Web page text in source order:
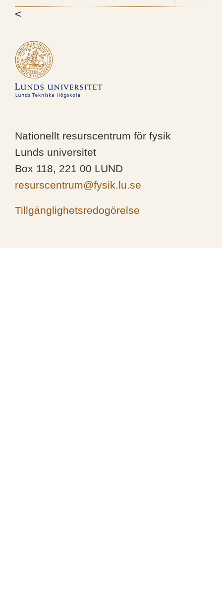
<
Nationellt resurscentrum för fysik
Lunds universitet
Box 118, 221 00 LUND
resurscentrum@fysik.lu.se
Tillgänglighetsredogörelse